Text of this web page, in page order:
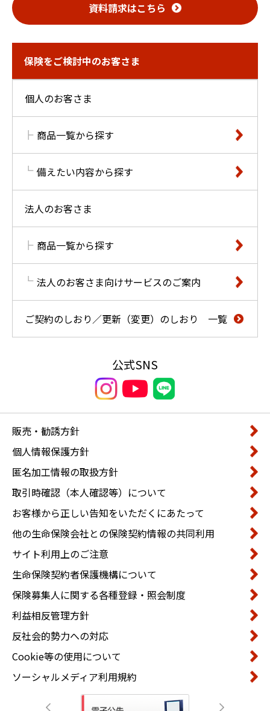
資料請求はこちら
保険をご検討中のお客さま
個人のお客さま
商品一覧から探す
備えたい内容から探す
法人のお客さま
商品一覧から探す
法人のお客さま向けサービスのご案内
ご契約のしおり／更新（変更）のしおり 一覧
公式SNS
販売・勧誘方針
個人情報保護方針
匿名加工情報の取扱方針
取引時確認（本人確認等）について
お客様から正しい告知をいただくにあたって
他の生命保険会社との保険契約情報の共同利用
サイト利用上のご注意
生命保険契約者保護機構について
保険募集人に関する各種登録・照会制度
利益相反管理方針
反社会的勢力への対応
Cookie等の使用について
ソーシャルメディア利用規約